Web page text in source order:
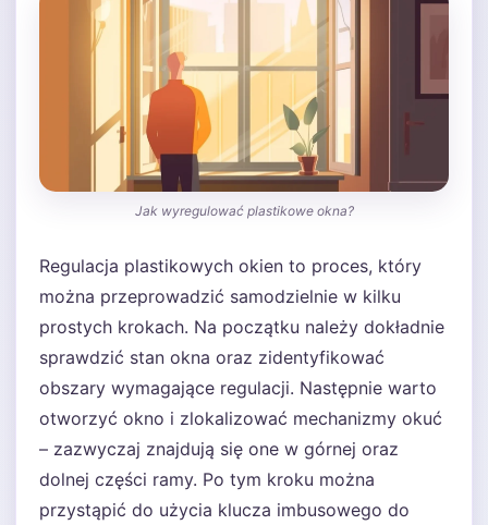
Jak wyregulować plastikowe okna?
Regulacja plastikowych okien to proces, który
można przeprowadzić samodzielnie w kilku
prostych krokach. Na początku należy dokładnie
sprawdzić stan okna oraz zidentyfikować
obszary wymagające regulacji. Następnie warto
otworzyć okno i zlokalizować mechanizmy okuć
– zazwyczaj znajdują się one w górnej oraz
dolnej części ramy. Po tym kroku można
przystąpić do użycia klucza imbusowego do